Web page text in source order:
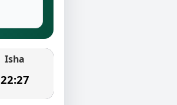
Isha
22:27